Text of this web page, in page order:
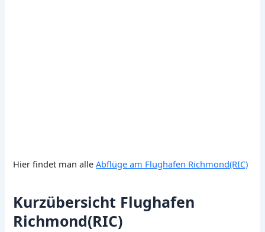
Hier findet man alleAbflüge am Flughafen Richmond(RIC)
Kurzübersicht Flughafen
Richmond(RIC)